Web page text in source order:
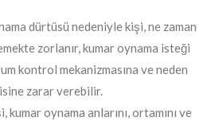
dürtüsü nedeniyle kişi, ne zaman
zorlanır, kumar oynama isteği
kontrol mekanizmasına ve neden
zarar verebilir.
kumar oynama anlarını, ortamını ve